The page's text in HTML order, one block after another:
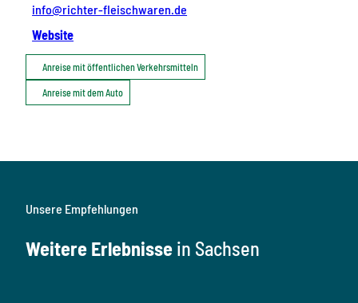
info@richter-fleischwaren.de
Website
Anreise mit öffentlichen Verkehrsmitteln
Anreise mit dem Auto
Unsere Empfehlungen
Weitere Erlebnisse in Sachsen